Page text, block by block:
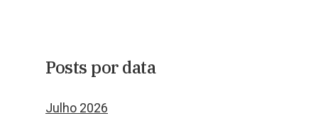
Posts por data
Julho 2026